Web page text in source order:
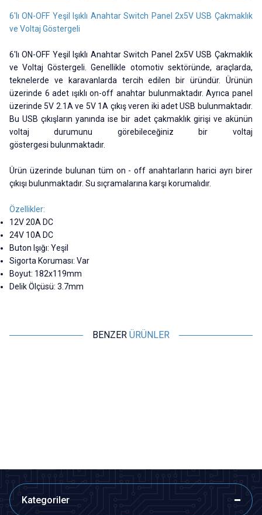
6'lı ON-OFF Yeşil Işıklı Anahtar Switch Panel 2x5V USB Çakmaklık
ve Voltaj Göstergeli
6'lı ON-OFF Yeşil Işıklı Anahtar Switch Panel 2x5V USB Çakmaklık
ve Voltaj Göstergeli. Genellikle otomotiv sektöründe, araçlarda,
teknelerde ve karavanlarda tercih edilen bir üründür. Ürünün
üzerinde 6 adet ışıklı on-off anahtar bulunmaktadır. Ayrıca panel
üzerinde 5V 2.1A ve 5V 1A çıkış veren iki adet USB bulunmaktadır.
Bu USB çıkışların yanında ise bir adet çakmaklık girişi ve akünün
voltaj durumunu görebileceğiniz bir voltaj
göstergesi bulunmaktadır.
Ürün üzerinde bulunan tüm on - off anahtarların harici ayrı birer
çıkışı bulunmaktadır. Su sıçramalarına karşı korumalıdır.
Özellikler:
12V 20A DC
24V 10A DC
Buton Işığı: Yeşil
Sigorta Koruması: Var
Boyut: 182x119mm
Delik Ölçüsü: 3.7mm
BENZER ÜRÜNLER
Kategoriler